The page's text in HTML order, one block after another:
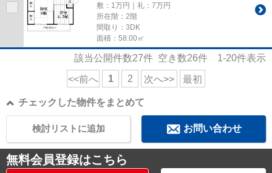
敷：1万円｜礼：7万円
所在階：2階
間取り：3DK
面積：58.00㎡
該当公開件数27件 空き数26件 1-20件表示
<<前へ 1 2 次へ>> 最初
チェックした物件をまとめて
お問い合わせ
検討リストに追加
無料会員登録はこちら